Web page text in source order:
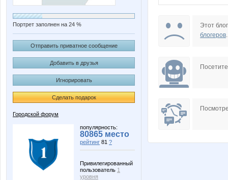
Портрет заполнен на 24 %
Отправить приватное сообщение
Добавить в друзья
Игнорировать
Сделать подарок
Городской форум
популярность:
80865 место
рейтинг 81 ?
Привилегированный
пользователь 1
уровня
Этот
блогеров.